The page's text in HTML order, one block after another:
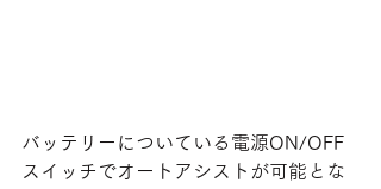
バッテリーについている電源ON/OFF
スイッチでオートアシストが可能とな